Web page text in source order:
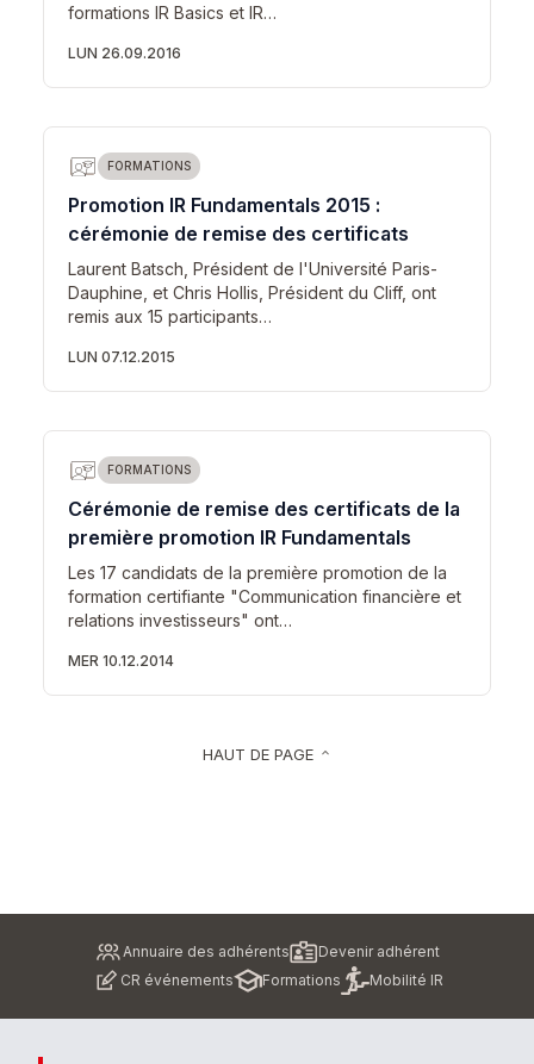
formations IR Basics et IR…
LUN 26.09.2016
FORMATIONS
Promotion IR Fundamentals 2015 :
cérémonie de remise des certificats
Laurent Batsch, Président de l'Université Paris-
Dauphine, et Chris Hollis, Président du Cliff, ont
remis aux 15 participants…
LUN 07.12.2015
FORMATIONS
Cérémonie de remise des certificats de la
première promotion IR Fundamentals
Les 17 candidats de la première promotion de la
formation certifiante "Communication financière et
relations investisseurs" ont…
MER 10.12.2014
HAUT DE PAGE keyboard_arrow_up
Annuaire des adhérents
Devenir adhérent
CR événements
Formations Mobilité IR